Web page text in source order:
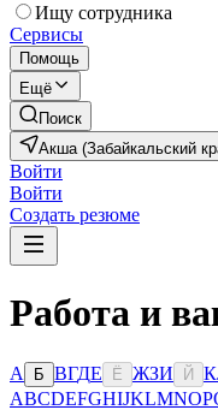
Ищу сотрудника
Сервисы
Помощь
Ещё
Поиск
Акша (Забайкальский
Войти
Войти
Создать резюме
Работа и
А Б ВГДЕ Ё ЖЗИ Й К
ABCDEFGHIJKLMNOP